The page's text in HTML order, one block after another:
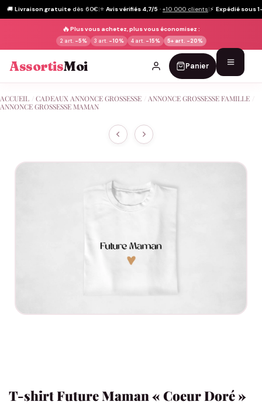
🚚 Livraison gratuite dès 60€|⭐ Avis vérifiés 4,7/5 · +10 000 clients|⚡ Expédié sous
🔥Plus vous achetez, plus vous économisez :
2 art. -5% 3 art. -10% 4 art. -15% 5+ art. -20%
AssortisMoi Panier
au
ACCUEIL CADEAUX ANNONCE GROSSESSE ANNONCE GROSSESSE FAMILLE
ANNONCE GROSSESSE MAMAN
T-shirt Future Maman « Coeur Doré »